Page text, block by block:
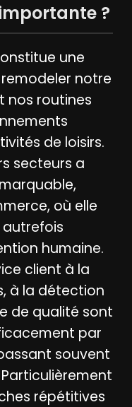
?
une
notre
nos routines
de loisirs.
secteurs a
où elle
humaine.
client à la
à la détection
de qualité sont
par
souvent
répétitives